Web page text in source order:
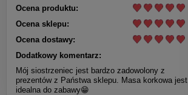
Ocena produktu:
Ocena sklepu:
Ocena dostawy:
Dodatkowy komentarz:
Mój siostrzeniec jest bardzo zadowolony z
prezentów z Państwa sklepu. Masa korkowa jest
idealna do zabawy😁